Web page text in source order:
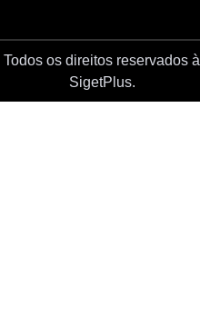
Todos os direitos reservados à
SigetPlus.